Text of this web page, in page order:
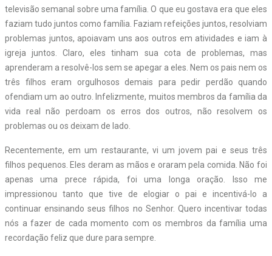
televisão semanal sobre uma família. O que eu gostava era que eles
faziam tudo juntos como família. Faziam refeições juntos, resolviam
problemas juntos, apoiavam uns aos outros em atividades e iam à
igreja juntos. Claro, eles tinham sua cota de problemas, mas
aprenderam a resolvê-los sem se apegar a eles. Nem os pais nem os
três filhos eram orgulhosos demais para pedir perdão quando
ofendiam um ao outro. Infelizmente, muitos membros da família da
vida real não perdoam os erros dos outros, não resolvem os
problemas ou os deixam de lado.
Recentemente, em um restaurante, vi um jovem pai e seus três
filhos pequenos. Eles deram as mãos e oraram pela comida. Não foi
apenas uma prece rápida, foi uma longa oração. Isso me
impressionou tanto que tive de elogiar o pai e incentivá-lo a
continuar ensinando seus filhos no Senhor. Quero incentivar todas
nós a fazer de cada momento com os membros da família uma
recordação feliz que dure para sempre.